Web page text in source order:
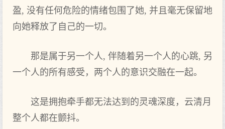
盈, 没有任何危险的情绪包围了她, 并且毫无保留地
向她释放了自己的一切。
那是属于另一个人, 伴随着另一个人的心跳, 另
一个人的所有感受，两个人的意识交融在一起。
这是拥抱牵手都无法达到的灵魂深度，云清月
整个人都在颤抖。